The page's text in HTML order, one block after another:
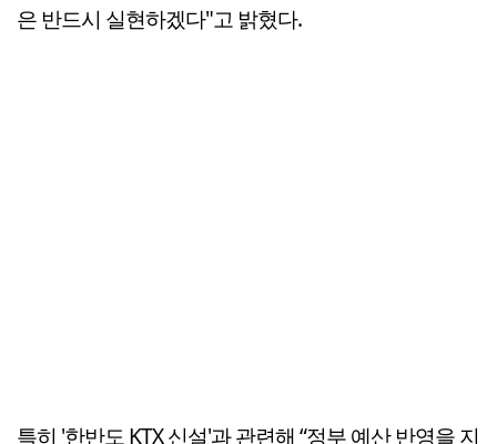
은 반드시 실현하겠다"고 밝혔다.
특히 '한반도 KTX 신설'과 관련해 “정부 예산 반영을 지